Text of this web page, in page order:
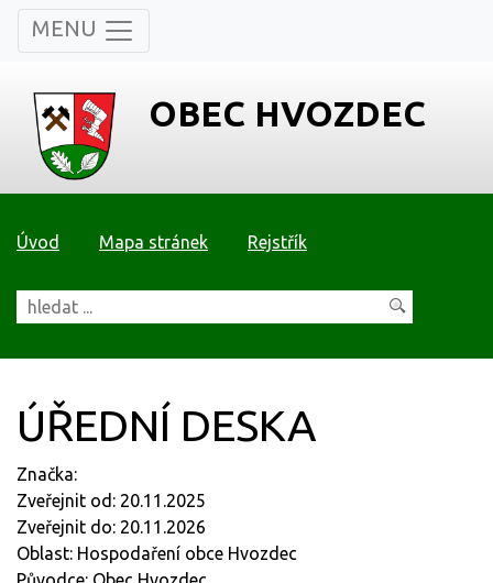
MENU
OBEC HVOZDEC
Úvod Mapa stránek Rejstřík
ÚŘEDNÍ DESKA
Značka:
Zveřejnit od: 20.11.2025
Zveřejnit do: 20.11.2026
Oblast: Hospodaření obce Hvozdec